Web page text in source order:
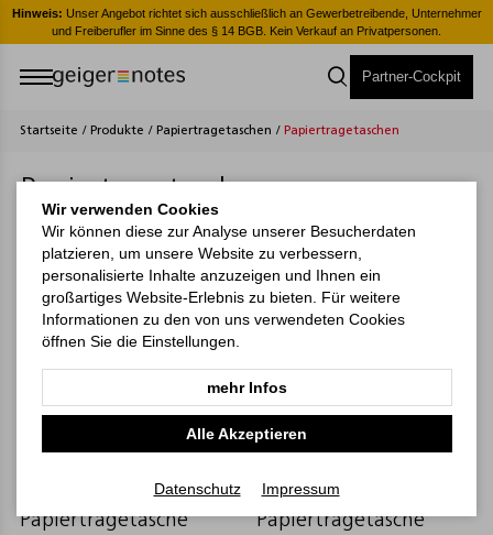
Hinweis: Unser Angebot richtet sich ausschließlich an Gewerbetreibende, Unternehmer
und Freiberufler im Sinne des § 14 BGB. Kein Verkauf an Privatpersonen.
Partner-Cockpit
Startseite / Produkte / Papiertragetaschen / Papiertragetaschen
Papiertragetaschen
Papiertragetaschen
Papiertragetasche
Papiertragetaschen
Papiertragetasche
Wir verwenden Cookies
Wir können diese zur Analyse unserer Besucherdaten
platzieren, um unsere Website zu verbessern,
personalisierte Inhalte anzuzeigen und Ihnen ein
großartiges Website-Erlebnis zu bieten. Für weitere
Informationen zu den von uns verwendeten Cookies
öffnen Sie die Einstellungen.
mehr Infos
Alle Akzeptieren
Datenschutz Impressum